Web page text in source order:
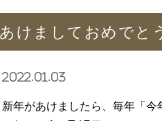
あけましておめでと
2022.01.03
新年があけましたら、毎年「